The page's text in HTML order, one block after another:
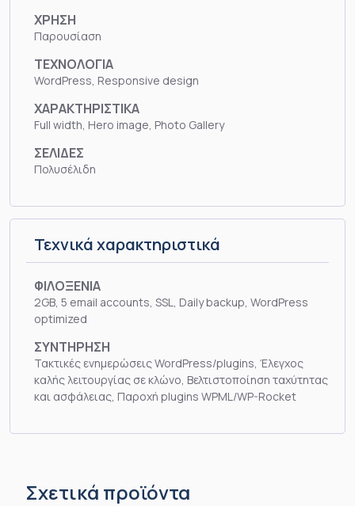
ΧΡΗΣΗ
Παρουσίαση
ΤΕΧΝΟΛΟΓΙΑ
WordPress, Responsive design
ΧΑΡΑΚΤΗΡΙΣΤΙΚΑ
Full width, Hero image, Photo Gallery
ΣΕΛΙΔΕΣ
Πολυσέλιδη
Τεχνικά χαρακτηριστικά
ΦΙΛΟΞΕΝΙΑ
2GB, 5 email accounts, SSL, Daily backup, WordPress
optimized
ΣΥΝΤΗΡΗΣΗ
Τακτικές ενημερώσεις WordPress/plugins, Έλεγχος
καλής λειτουργίας σε κλώνο, Βελτιστοποίηση ταχύτητας
και ασφάλειας, Παροχή plugins WPML/WP-Rocket
Σχετικά προϊόντα